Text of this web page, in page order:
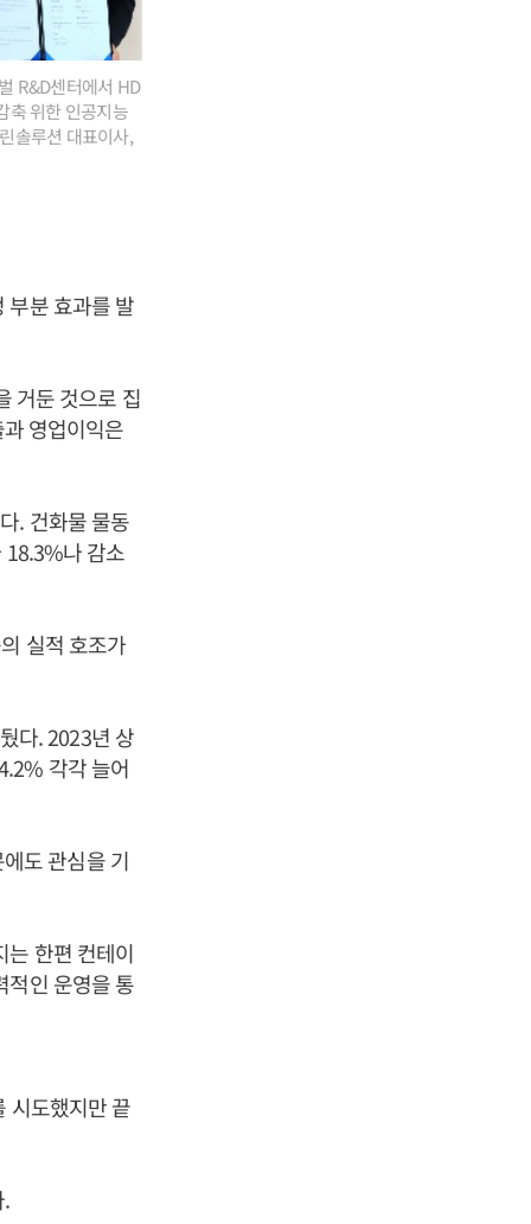
R&D센터에서 HD
축 위한 인공지능
솔루션 대표이사,
부분 효과를 발
거둔 것으로 집
영업이익은
. 건화물 물동
18.3%나 감소
실적 호조가
다. 2023년 상
각각 늘어
도 관심을 기
는 한편 컨테이
적인 운영을 통
시도했지만 끝